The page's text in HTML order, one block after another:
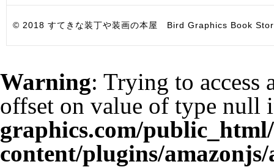
© 2018 すてきな装丁や装画の本屋 Bird Graphics Book
Warning: Trying to access
offset on value of type null
graphics.com/
content/plugins/